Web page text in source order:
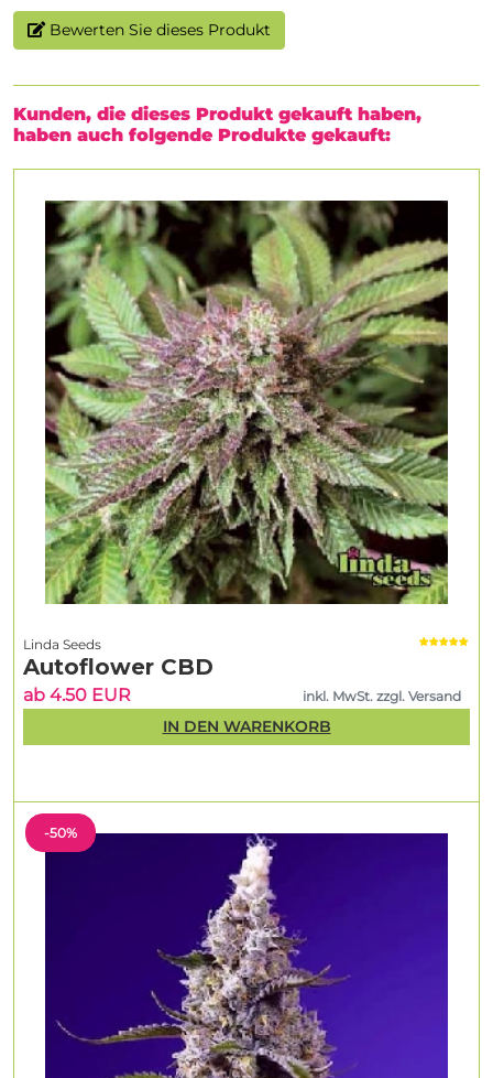
Bewerten Sie dieses Produkt
Kunden, die dieses Produkt gekauft haben,
haben auch folgende Produkte gekauft:
-50%
Linda Seeds
Autoflower CBD
ab 4.50 EUR inkl. MwSt. zzgl. Versand
IN DEN WARENKORB